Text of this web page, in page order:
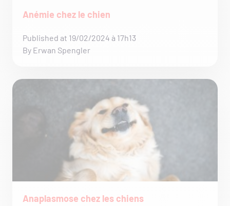
Anémie chez le chien
Published at 19/02/2024 à 17h13
By Erwan Spengler
Anaplasmose chez les chiens